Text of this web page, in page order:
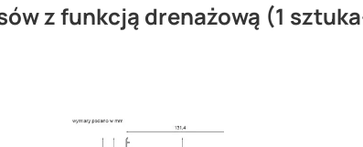
z funkcją drenażową (1